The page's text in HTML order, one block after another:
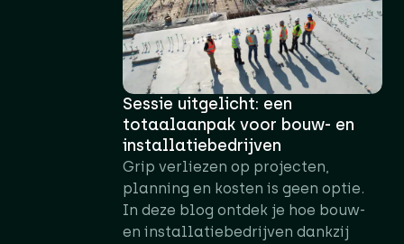
Sessie uitgelicht: een
totaalaanpak voor bouw- en
installatiebedrijven
Grip verliezen op projecten,
planning en kosten is geen optie.
In deze blog ontdek je hoe bouw-
en installatiebedrijven dankzij